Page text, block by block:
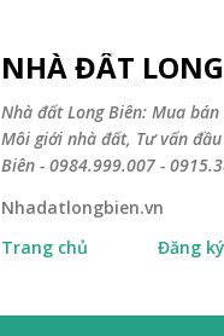
NHÀ ĐẤT
Nhà đất Long Biên: Mua
Môi giới nhà đất, Tư vấn
Biên - 0984.999.007 -
Nhadatlongbien.vn
Trang chủ
Đăng